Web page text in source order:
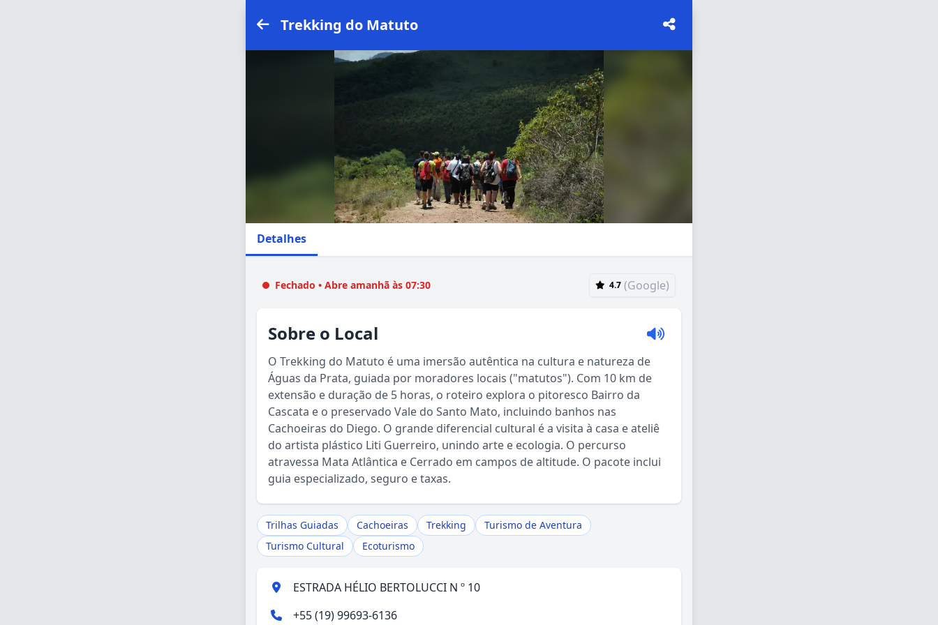
Trekking do Matuto
Detalhes
Fechado • Abre amanhã às 07:30 4.7 (Google)
Sobre o Local
O Trekking do Matuto é uma imersão autêntica na cultura e natureza de
Águas da Prata, guiada por moradores locais ("matutos"). Com 10 km de
extensão e duração de 5 horas, o roteiro explora o pitoresco Bairro da
Cascata e o preservado Vale do Santo Mato, incluindo banhos nas
Cachoeiras do Diego. O grande diferencial cultural é a visita à casa e ateliê
do artista plástico Liti Guerreiro, unindo arte e ecologia. O percurso
atravessa Mata Atlântica e Cerrado em campos de altitude. O pacote inclui
guia especializado, seguro e taxas.
Trilhas Guiadas Cachoeiras Trekking
Turismo de Aventura
Turismo Cultural
Ecoturismo
ESTRADA HÉLIO BERTOLUCCI N º 10
+55 (19) 99693-6136
Sou Turista em Águas da Prata
Sou Morador